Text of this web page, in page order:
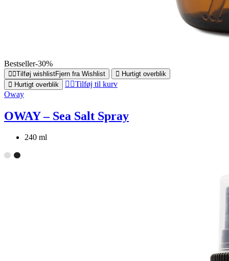
Bestseller-30%
Tilføj wishlistFjern fra Wishlist
Hurtigt overblik
Hurtigt overblik
Tilføj til kurv
Oway
OWAY – Sea Salt Spray
240 ml